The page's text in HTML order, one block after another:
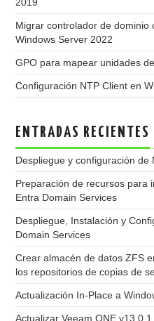
Migrar controlador de dominio
Windows Server 2022
GPO para mapear unidades
Configuración NTP Client en
ENTRADAS RECIENTES
Despliegue y configuración
Preparación de recursos para
Entra Domain Services
Despliegue, Instalación y
Domain Services
Crear almacén de datos ZFS
los repositorios de copias de
Actualización In-Place a
Actualizar Veeam ONE